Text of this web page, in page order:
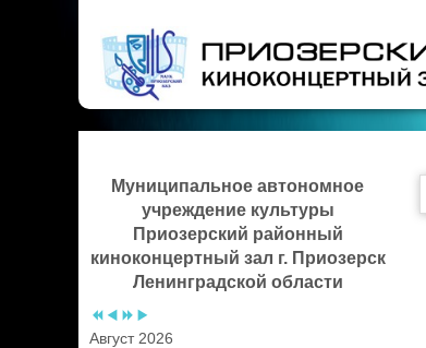
Муниципальное автономное
учреждение культуры
Приозерский районный
киноконцертный зал г. Приозерск
Ленинградской области
Август 2026